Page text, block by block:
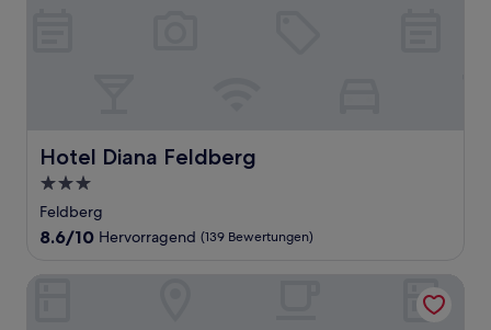
Hotel Diana Feldberg
Hotel Diana Feldberg
3.0-
Sterne-
Unterkunft
Feldberg
8.6
10,
8.6/10 Hervorragend (139 Bewertungen)